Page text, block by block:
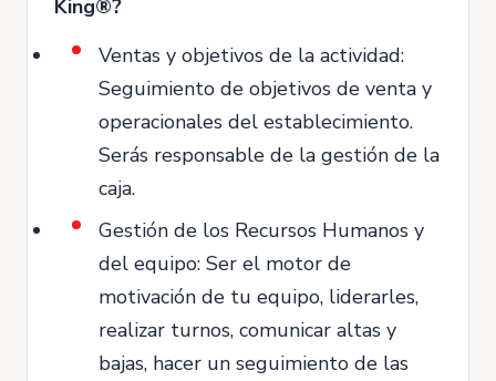
King®?
Ventas y objetivos de la actividad:
Seguimiento de objetivos de venta y
operacionales del establecimiento.
Serás responsable de la gestión de la
caja.
Gestión de los Recursos Humanos y
del equipo: Ser el motor de
motivación de tu equipo, liderarles,
realizar turnos, comunicar altas y
bajas, hacer un seguimiento de las